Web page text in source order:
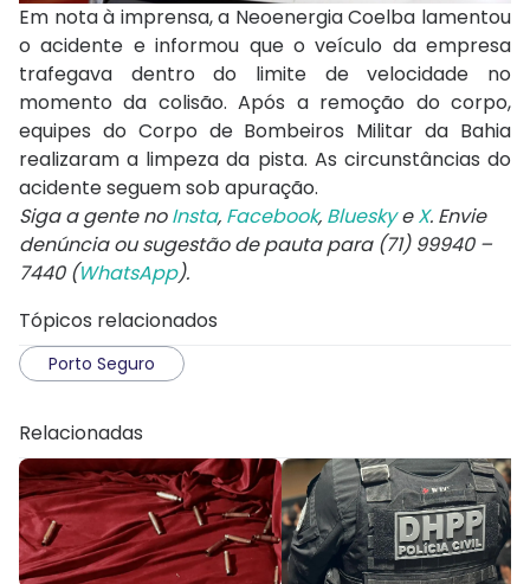
Em nota à imprensa, a Neoenergia Coelba lamentou
o acidente e informou que o veículo da empresa
trafegava dentro do limite de velocidade no
momento da colisão. Após a remoção do corpo,
equipes do Corpo de Bombeiros Militar da Bahia
realizaram a limpeza da pista. As circunstâncias do
acidente seguem sob apuração.
Siga a gente noInsta, Facebook, BlueskyeX. Envie
denúncia ou sugestão de pauta para (71) 99940 –
7440 (WhatsApp).
Tópicos relacionados
Porto Seguro
Relacionadas